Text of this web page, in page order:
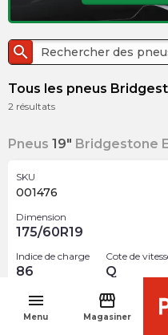
menu
Menu
storefront
Magasiner
search
Tous les pneus
2 résultats
Pneus 19" Bridgestone
SKU
001476
Dimension
175/60R19
Indice de charge
86
Cote de
Q
$348.95